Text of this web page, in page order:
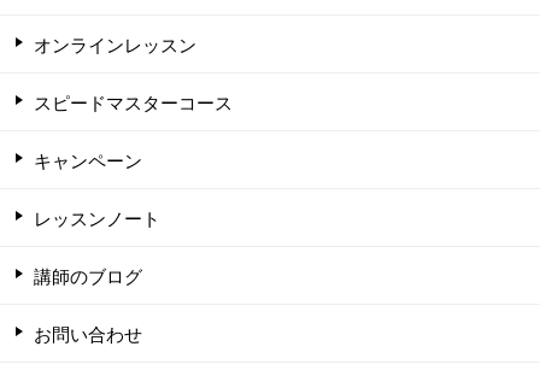
オンラインレッスン
スピードマスターコース
キャンペーン
レッスンノート
講師のブログ
お問い合わせ